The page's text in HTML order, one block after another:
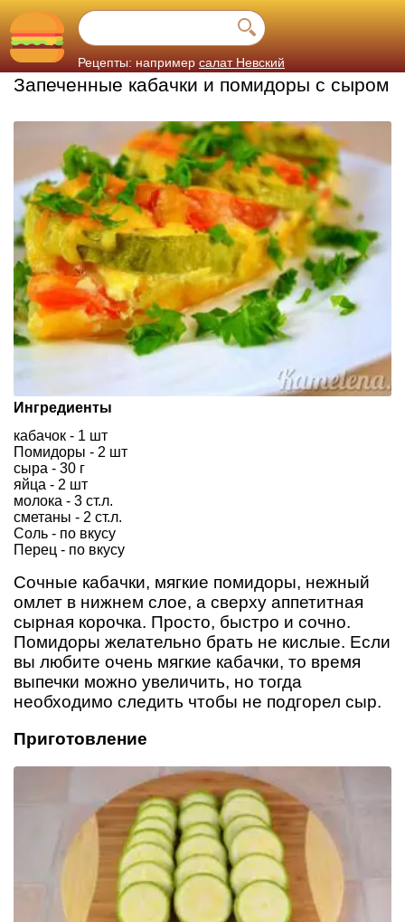
Рецепты: например салат Невский
Запеченные кабачки и помидоры с сыром
Ингредиенты
кабачок - 1 шт
Помидоры - 2 шт
сыра - 30 г
яйца - 2 шт
молока - 3 ст.л.
сметаны - 2 ст.л.
Соль - по вкусу
Перец - по вкусу
Сочные кабачки, мягкие помидоры, нежный
омлет в нижнем слое, а сверху аппетитная
сырная корочка. Просто, быстро и сочно.
Помидоры желательно брать не кислые. Если
вы любите очень мягкие кабачки, то время
выпечки можно увеличить, но тогда
необходимо следить чтобы не подгорел сыр.
Приготовление